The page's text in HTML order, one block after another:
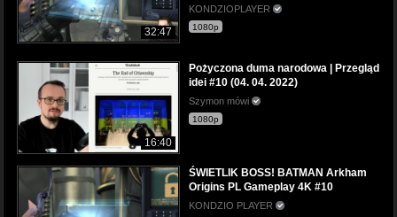
32:47
KONDZIOPLAYER
1080p
16:40
Pożyczona duma narodowa | Przegląd
idei #10 (04. 04. 2022)
Szymon mówi
1080p
ŚWIETLIK BOSS! BATMAN Arkham
Origins PL Gameplay 4K #10
KONDZIO PLAYER